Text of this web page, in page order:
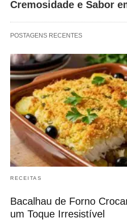
Cremosidade e Sabor
POSTAGENS RECENTES
RECEITAS
Bacalhau de Forno
um Toque Irresistível